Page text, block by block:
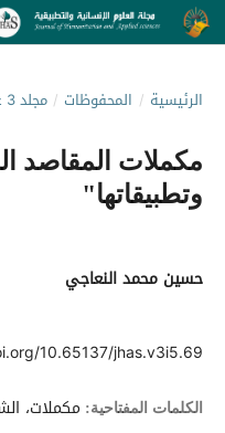
الرئيسية / المحفوظات / مجلد 3 عدد 5 (2018)
مكملات المقاصد
وتطبيقاتها"
حسين محمد النعاجي
10.65137/jhas.v3i5.69
الكلمات المفتاحية: مكملات،